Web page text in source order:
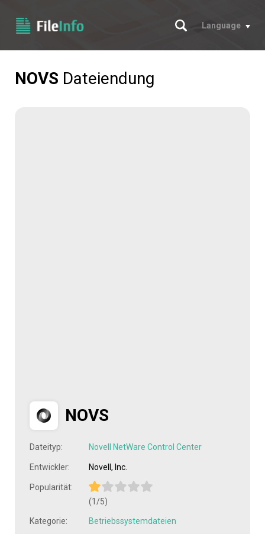
Suche
Language
NOVS Dateiendung
NOVS
Dateityp: Novell NetWare Control Center
Entwickler: Novell, Inc.
Popularität:
(1/5)
Kategorie: Betriebssystemdateien